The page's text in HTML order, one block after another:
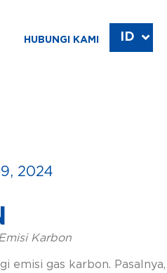
HUBUNGI KAMI ID
EN
2024
Karbon
emisi gas karbon.